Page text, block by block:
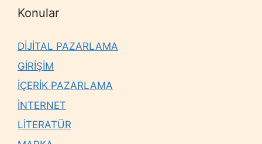
Konular
DİJİTAL PAZARLAMA
GİRİŞİM
İÇERİK PAZARLAMA
İNTERNET
LİTERATÜR